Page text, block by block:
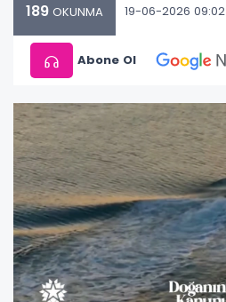
189 OKUNMA 19-06-2026 09:02
Abone Ol